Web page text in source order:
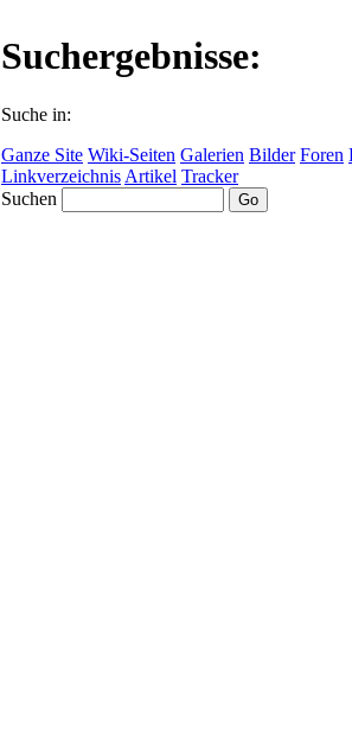
Suchergebnisse:
Suche in:
Ganze Site Wiki-Seiten Galerien Bilder Foren
Linkverzeichnis Artikel Tracker
Suchen